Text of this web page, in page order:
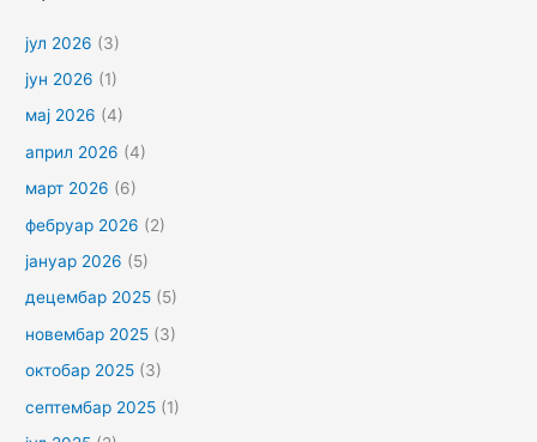
јул 2026 (3)
јун 2026 (1)
мај 2026 (4)
април 2026 (4)
март 2026 (6)
фебруар 2026 (2)
јануар 2026 (5)
децембар 2025 (5)
новембар 2025 (3)
октобар 2025 (3)
септембар 2025 (1)